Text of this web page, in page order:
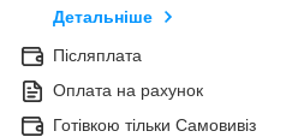
Детальніше
Післяплата
Оплата на рахунок
Готівкою тільки Самовивіз